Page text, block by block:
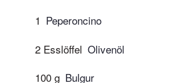
1 Peperoncino
2 Esslöffel Olivenöl
100 g Bulgur